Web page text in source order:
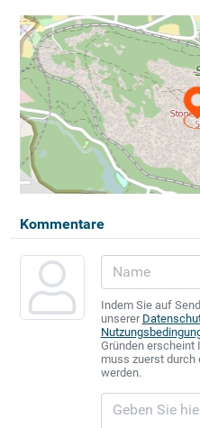
Kommentare
Indem Sie auf
unserer
Gründen erscheint
muss zuerst
werden.